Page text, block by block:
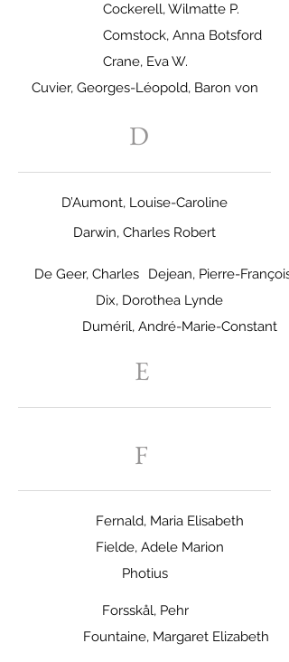
Cockerell, Wilmatte P.
Comstock, Anna Botsford
Crane, Eva W.
Cuvier, Georges-Léopold, Baron von
D
D’Aumont, Louise-Caroline
Darwin, Charles Robert
De Geer, Charles
Dejean, Pierre-
Dix, Dorothea Lynde
Duméril, André-Marie-Constant
E
F
Fernald, Maria Elisabeth
Fielde, Adele Marion
Photius
Forsskål, Pehr
Fountaine, Margaret Elizabeth